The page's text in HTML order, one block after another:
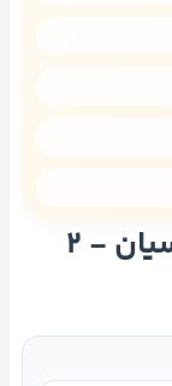
قیمت تور مشهد هتل پارسیان - ۲